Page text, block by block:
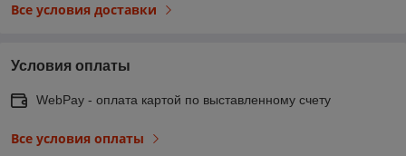
Все условия доставки
Условия оплаты
WebPay - оплата картой по выставленному счету
Все условия оплаты